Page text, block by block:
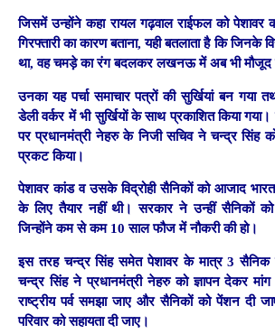
जिसमें उन्होंने कहा रायल गढ़वाल राईफल को
गिरफ्तारी का कारण बताना, यही बतलाता है कि जिनके
था, वह चमड़े का रंग बदलकर लखनऊ में अब भी मौजूद
उनका यह पर्चा समाचार पत्रों की सुर्खियां बन
डेली वर्कर में भी सुर्खियों के साथ प्रकाशित किया
पर प्रधानमंत्री नेहरु के निजी सचिव ने चन्द्र
प्रकट किया।
पेशावर कांड व उसके विद्रोही सैनिकों को आजाद
के लिए तैयार नहीं थी। सरकार ने उन्हीं सैनिकों
जिन्होंने कम से कम 10 साल फौज में नौकरी की हो।
इस तरह चन्द्र सिंह समेत पेशावर के मात्र 3 सैनिक
चन्द्र सिंह ने प्रधानमंत्री नेहरु को ज्ञापन देकर
राष्ट्रीय पर्व समझा जाए और सैनिकों को पेंशन दी
परिवार को सहायता दी जाए।